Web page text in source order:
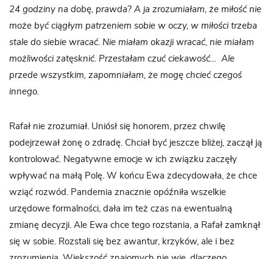
24 godziny na dobę, prawda? A ja zrozumiałam, że miłość nie
może być ciągłym patrzeniem sobie w oczy, w miłości trzeba
stale do siebie wracać. Nie miałam okazji wracać, nie miałam
możliwości zatęsknić. Przestałam czuć ciekawość… Ale
przede wszystkim, zapomniałam, że mogę chcieć czegoś
innego.
Rafał nie zrozumiał. Uniósł się honorem, przez chwilę
podejrzewał żonę o zdradę. Chciał być jeszcze bliżej, zaczął ją
kontrolować. Negatywne emocje w ich związku zaczęły
wpływać na małą Polę. W końcu Ewa zdecydowała, że chce
wziąć rozwód. Pandemia znacznie opóźniła wszelkie
urzędowe formalności, dała im też czas na ewentualną
zmianę decyzji. Ale Ewa chce tego rozstania, a Rafał zamknął
się w sobie. Rozstali się bez awantur, krzyków, ale i bez